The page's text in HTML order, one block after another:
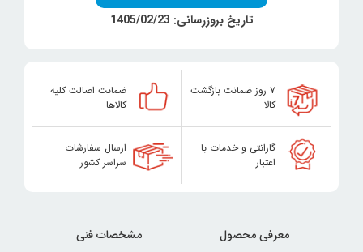
تاریخ بروزرسانی: 1405/02/23
۷ روز ضمانت بازگشت
کالا
ضمانت اصالت کلیه
کالاها
گارانتی و خدمات با
اعتبار
ارسال سفارشات
سراسر کشور
معرفی محصول مشخصات فنی